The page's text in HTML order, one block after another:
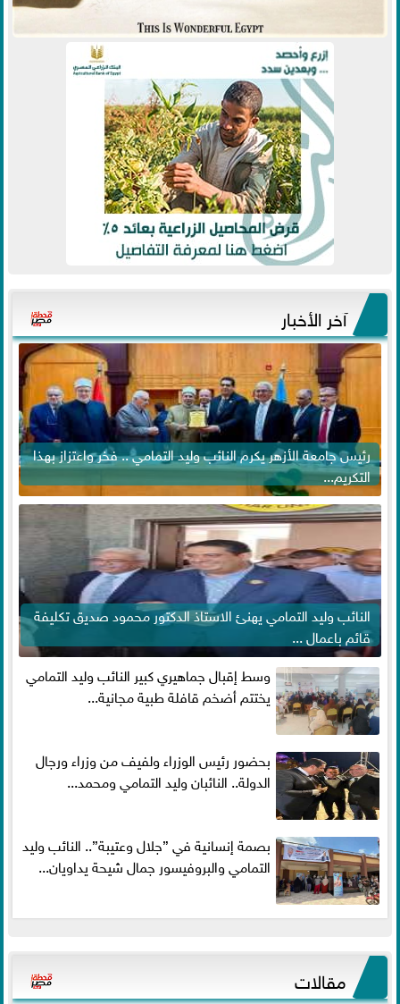
آخر الأخبار
رئيس جامعة الأزهر يكرم النائب وليد التمامي .. فخر واعتزاز بهذا
التكريم...
النائب وليد التمامي يهنئ الاستاذ الدكتور محمود صديق تكليفة
قائم باعمال ...
وسط إقبال جماهيري كبير النائب وليد التمامي
يختتم أضخم قافلة طبية مجانية...
بحضور رئيس الوزراء ولفيف من وزراء ورجال
الدولة.. النائبان وليد التمامي ومحمد...
بصمة إنسانية في ”جلال وعتيبة”.. النائب وليد
التمامي والبروفيسور جمال شيحة يداويان...
مقالات